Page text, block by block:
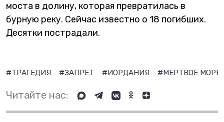
моста в долину, которая превратилась в
бурную реку. Сейчас известно о 18 погибших.
Десятки пострадали.
#ТРАГЕДИЯ #ЗАПРЕТ #ИОРДАНИЯ #МЕРТВОЕ МОРЕ
Читайте нас: